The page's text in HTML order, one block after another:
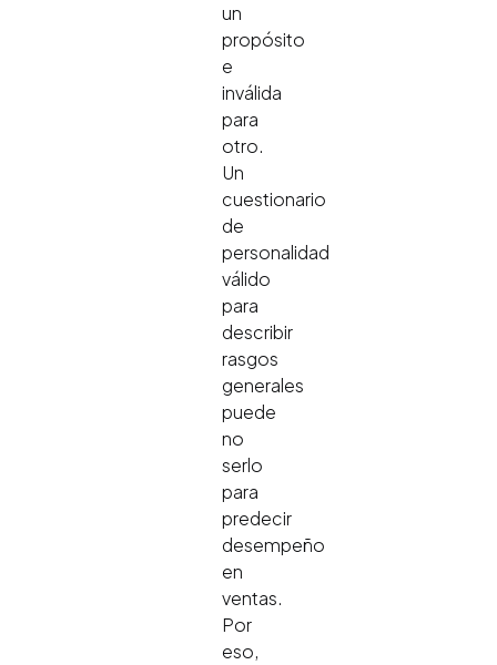
un
propósito
e
inválida
para
otro.
Un
cuestionario
de
personalidad
válido
para
describir
rasgos
generales
puede
no
serlo
para
predecir
desempeño
en
ventas.
Por
eso,